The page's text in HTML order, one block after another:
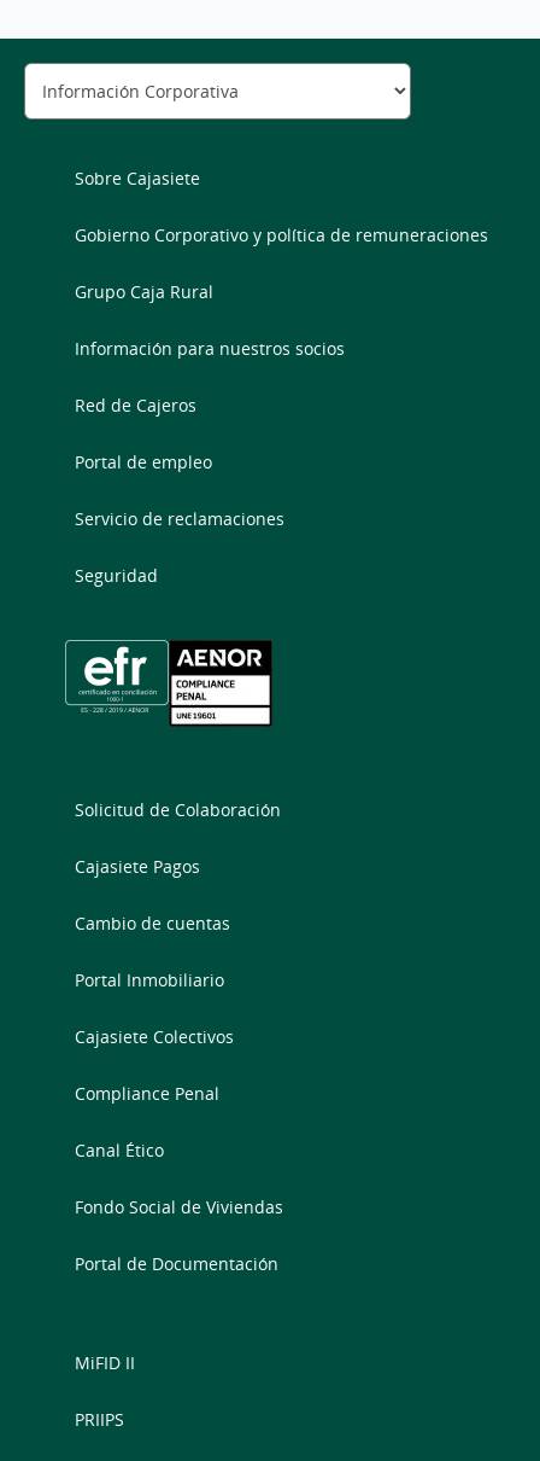
Sobre Cajasiete
Gobierno Corporativo y política de remuneraciones
Grupo Caja Rural
Información para nuestros socios
Red de Cajeros
Portal de empleo
Servicio de reclamaciones
Seguridad
Solicitud de Colaboración
Cajasiete Pagos
Cambio de cuentas
Portal Inmobiliario
Cajasiete Colectivos
Compliance Penal
Canal Ético
Fondo Social de Viviendas
Portal de Documentación
MiFID II
PRIIPS